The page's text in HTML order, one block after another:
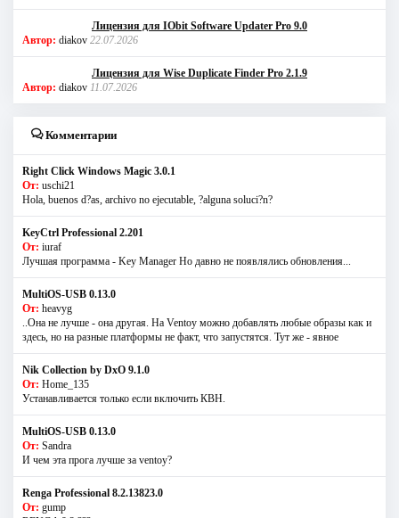
Лицензия для IObit Software Updater Pro 9.0
Автор: diakov 22.07.2026
Лицензия для Wise Duplicate Finder Pro 2.1.9
Автор: diakov 11.07.2026
Комментарии
Right Click Windows Magic 3.0.1
От: uschi21
Hola, buenos d?as, archivo no ejecutable, ?alguna soluci?n?
KeyCtrl Professional 2.201
От: iuraf
Лучшая программа - Key Manager Но давно не появлялись обновления...
MultiOS-USB 0.13.0
От: heavyg
..Она не лучше - она другая. На Ventoy можно добавлять любые образы как и
здесь, но на разные платформы не факт, что запустятся. Тут же - явное
Nik Collection by DxO 9.1.0
От: Home_135
Устанавливается только если включить КВН.
MultiOS-USB 0.13.0
От: Sandra
И чем эта прога лучше за ventoy?
Renga Professional 8.2.13823.0
От: gump